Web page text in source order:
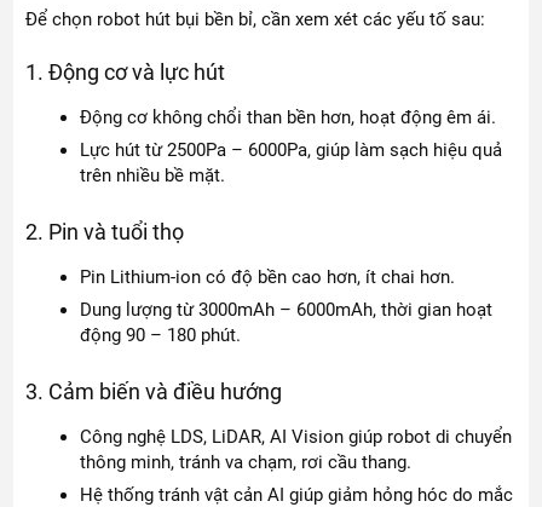
Để chọn robot hút bụi bền bỉ, cần xem xét các yếu tố sau:
1. Động cơ và lực hút
Động cơ không chổi than bền hơn, hoạt động êm ái.
Lực hút từ 2500Pa – 6000Pa, giúp làm sạch hiệu quả
trên nhiều bề mặt.
2. Pin và tuổi thọ
Pin Lithium-ion có độ bền cao hơn, ít chai hơn.
Dung lượng từ 3000mAh – 6000mAh, thời gian hoạt
động 90 – 180 phút.
3. Cảm biến và điều hướng
Công nghệ LDS, LiDAR, AI Vision giúp robot di chuyển
thông minh, tránh va chạm, rơi cầu thang.
Hệ thống tránh vật cản AI giúp giảm hỏng hóc do mắc